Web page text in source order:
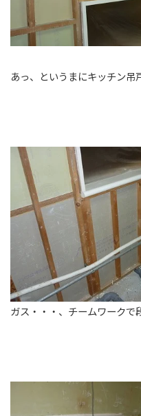
あっ、というまにキッチン吊
ガス・・・、チームワークで